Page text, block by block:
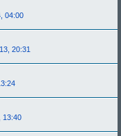
04:00
20:31
13:40